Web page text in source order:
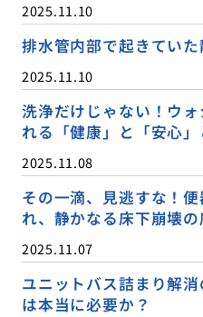
2025.11.10
排水管内部で起きてい
2025.11.10
洗浄だけじゃない！ウ
れる「健康」と「安心
2025.11.08
その一滴、見逃すな！
れ、静かなる床下崩壊の
2025.11.07
ユニットバス詰まり解消
は本当に必要か？